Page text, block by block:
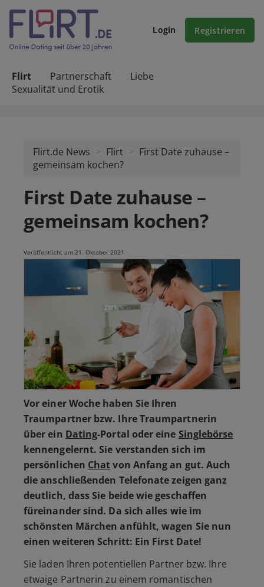
Login Registrieren
Flirt Partnerschaft
Liebe
Sexualität und Erotik
Flirt.de News Flirt
First Date zuhause –
gemeinsam kochen?
First Date zuhause –
gemeinsam kochen?
Veröffentlicht am 21. Oktober 2021
Vor einer Woche haben Sie Ihren
Traumpartner bzw. Ihre Traumpartnerin
über ein Dating-Portal oder eine Singlebörse
kennengelernt. Sie verstanden sich im
persönlichen Chatvon Anfang an gut. Auch
die anschließenden Telefonate zeigen ganz
deutlich, dass Sie beide wie geschaffen
füreinander sind. Da sich alles wie im
schönsten Märchen anfühlt, wagen Sie nun
einen weiteren Schritt: Ein First Date!
Sie laden Ihren potentiellen Partner bzw. Ihre
etwaige Partnerin zu einem romantischen